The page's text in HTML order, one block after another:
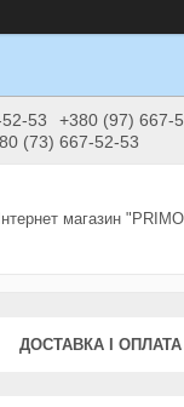
53
+380 (97) 667-
(73) 667-52-53
Інтернет магазин
ДОСТАВКА І ОПЛАТА